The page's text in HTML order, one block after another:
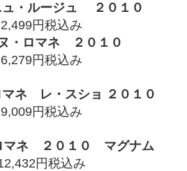
ュ・ルージュ ２０１０
2,499円税込み
・ロマネ ２０１０
6,279円税込み
マネ レ・スショ ２０１０
9,009円税込み
マネ ２０１０
マグナム
円税込み